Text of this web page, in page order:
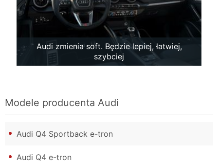
Audi zmienia soft. Będzie lepiej, łatwiej,
szybciej
Modele producenta Audi
Audi Q4 Sportback e-tron
Audi Q4 e-tron